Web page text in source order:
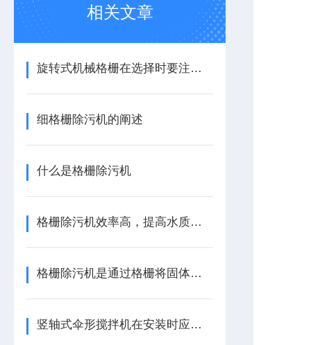
相关文章
旋转式机械格栅在选择时要注意什么？
细格栅除污机的阐述
什么是格栅除污机
格栅除污机效率高，提高水质，保护水环境
格栅除污机是通过格栅将固体与液体分离的一种除污机械
竖轴式伞形搅拌机在安装时应该注意哪些问题？